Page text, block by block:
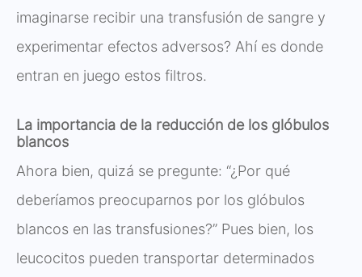
imaginarse recibir una transfusión de sangre y
experimentar efectos adversos? Ahí es donde
entran en juego estos filtros.
La importancia de la reducción de los glóbulos
blancos
Ahora bien, quizá se pregunte: “¿Por qué
deberíamos preocuparnos por los glóbulos
blancos en las transfusiones?” Pues bien, los
leucocitos pueden transportar determinados